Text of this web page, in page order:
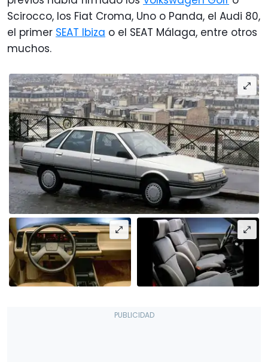
Scirocco, los Fiat Croma, Uno o Panda, el Audi 80,
el primer SEAT Ibiza o el SEAT Málaga, entre otros
muchos.